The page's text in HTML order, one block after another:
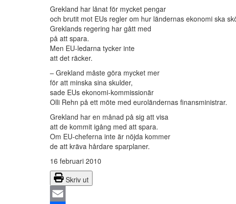
Grekland har lånat för mycket pengar
och brutit mot EUs regler om hur ländernas ekonomi ska
Greklands regering har gått med
på att spara.
Men EU-ledarna tycker inte
att det räcker.
– Grekland måste göra mycket mer
för att minska sina skulder,
sade EUs ekonomi-kommissionär
Olli Rehn på ett möte med euroländernas finansministrar.
Grekland har en månad på sig att visa
att de kommit igång med att spara.
Om EU-cheferna inte är nöjda kommer
de att kräva hårdare sparplaner.
16 februari 2010
Skriv ut